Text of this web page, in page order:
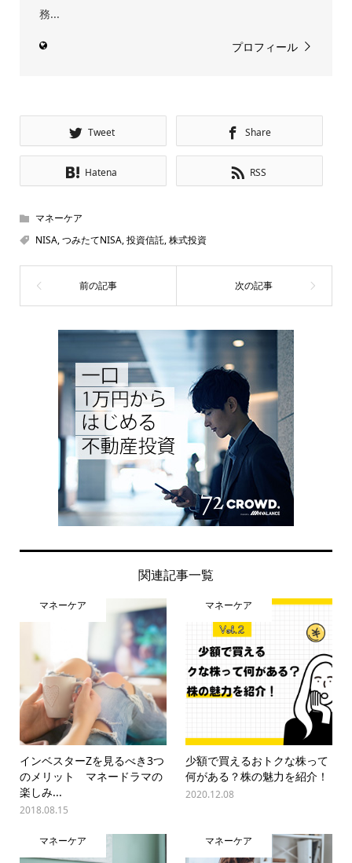
務...
プロフィール
Tweet Share
Hatena RSS
マネーケア
NISA,つみたてNISA,投資信託,株式投資
関連記事一覧
マネーケア
インベスターZを見るべき3つ
のメリット マネードラマの
楽しみ...
2018.08.15
マネーケア
少額で買えるおトクな株って
何がある？株の魅力を紹介！
2020.12.08
マネーケア マネーケア